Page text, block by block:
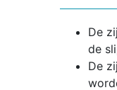
De
de
De